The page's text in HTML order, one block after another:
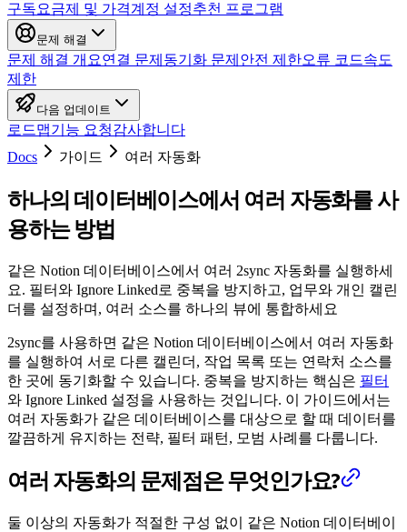
구독요금제 및 가격계정 설정추천 프로그램
문제 해결
문제 해결 개요연결 문제 동기화 문제 안전 제한오류 코드속도
제한
다음 업데이트
로드맵기능 요청감사합니다
Docs
가이드 여러 자동화
하나의 데이터베이스에서 여러 자동화를 사
용하는 방법
같은 Notion 데이터베이스에서 여러 2sync 자동화를 실행하세
요. 필터와 Ignore Linked로 중복을 방지하고, 업무와 개인 캘린
더를 설정하며, 여러 소스를 하나의 뷰에 통합하세요
2sync를 사용하면 같은 Notion 데이터베이스에서 여러 자동화
를 실행하여 서로 다른 캘린더, 작업 목록 또는 연락처 소스를
한 곳에 동기화할 수 있습니다. 중복을 방지하는 핵심은 필터
와 Ignore Linked 설정을 사용하는 것입니다. 이 가이드에서는
여러 자동화가 같은 데이터베이스를 대상으로 할 때 데이터를
깔끔하게 유지하는 전략, 필터 패턴, 모범 사례를 다룹니다.
여러 자동화의 문제점은 무엇인가요?
둘 이상의 자동화가 적절한 구성 없이 같은 Notion 데이터베이